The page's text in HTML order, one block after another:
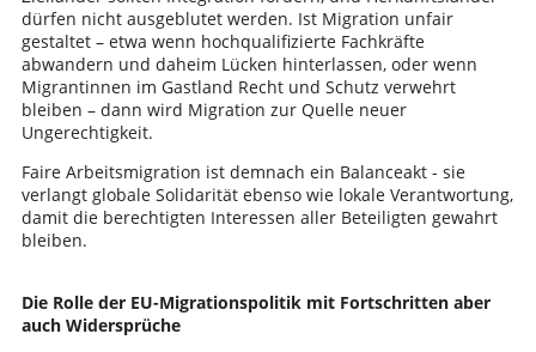
dürfen nicht ausgeblutet werden. Ist Migration unfair
gestaltet – etwa wenn hochqualifizierte Fachkräfte
abwandern und daheim Lücken hinterlassen, oder wenn
Migrantinnen im Gastland Recht und Schutz verwehrt
bleiben – dann wird Migration zur Quelle neuer
Ungerechtigkeit.
Faire Arbeitsmigration ist demnach ein Balanceakt - sie
verlangt globale Solidarität ebenso wie lokale Verantwortung,
damit die berechtigten Interessen aller Beteiligten gewahrt
bleiben.
Die Rolle der EU-Migrationspolitik mit Fortschritten aber
auch Widersprüche